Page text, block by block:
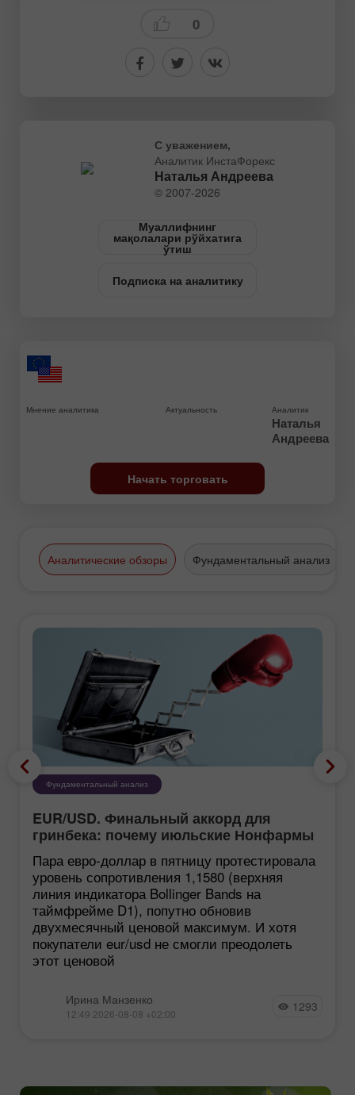
0
С уважением,
Аналитик ИнстаФорекс
Наталья Андреева
© 2007-2026
Муаллифнинг
мақолалари рўйхатига
ўтиш
Подписка на аналитику
Мнение аналитика Актуальность Аналитик
Наталья
Андреева
Начать торговать
Аналитические обзоры Фундаментальный анализ
Фундаментальный анализ
EUR/USD. Финальный аккорд для
гринбека: почему июльские Нонфармы
еще хуже, чем кажутся
Пара евро-доллар в пятницу протестировала
уровень сопротивления 1,1580 (верхняя
линия индикатора Bollinger Bands на
таймфрейме D1), попутно обновив
двухмесячный ценовой максимум. И хотя
покупатели eur/usd не смогли преодолеть
этот ценовой
Ирина Манзенко
12:49 2026-08-08 +02:00 1293